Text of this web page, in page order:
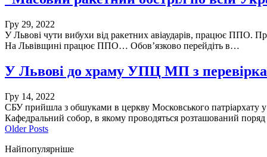
Гру 29, 2022
У Львові чути вибухи від ракетних авіаударів, працює ППО.
На Львівщині працює ППО… Обов’язково перейдіть в…
У Львові до храму УПЦ МП з
Гру 14, 2022
СБУ прийшла з обшуками в церкву Московського патріархату
Кафедральний собор, в якому проводяться розташований
Older Posts
Найпопулярніше